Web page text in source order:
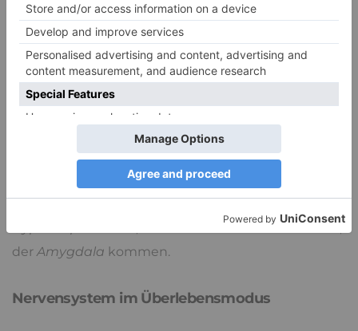
Münster, dass der Hippocampus besonders viele
Rezeptoren für das Stresshormon Cortisol besitzt
und wennKinder dauerhaft Stressempfinden,
kann sich das negativ auf dieses Hirnareal
auswirken.
Hippocampusist dann möglicherweise in
Volumen verringert. Auch kann es durch
, also einer erhöhten Reaktivität,
derAmygdala kommen.
Nervensystem im Überlebensmodus